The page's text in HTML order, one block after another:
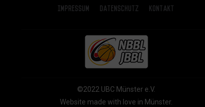
Impressum Datenschutz Kontakt
©2022 UBC Münster e.V.
Website made with love in Münster.